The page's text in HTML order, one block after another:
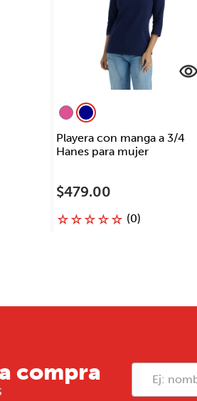
Playera con manga a 3/4
Hanes para mujer
$479.00
☆☆☆☆☆ (0)
compra